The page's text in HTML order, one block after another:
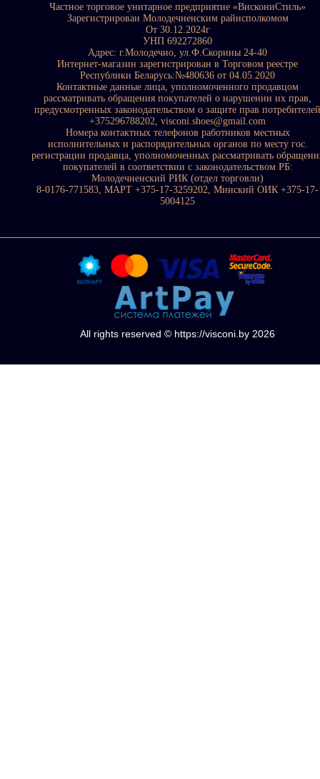
Частное торговое унитарное предприятие «ВискониСтиль»
Зарегистрирован Молодечненским райисполкомом
От 30.12.2024г
УНП 692272860
Адрес: г.Молодечно, ул.Ф.Скорины 24-40
Интернет-магазин зарегистрирован в Торговом реестре
Республики Беларусь:№480636 от 04.05.2020
Контактные данные лица, уполномоченного продавцом
рассматривать обращения покупателей о нарушении их прав,
предусмотренных законодательством о защите прав потребителей
+375296788202, visconi.shoes@gmail.com
Номера контактных телефонов работников местных
исполнительных и распорядительных органов по месту гос.
регистрации продавца, уполномоченных рассматривать
покупателей в соответствии с законодательством РБ:
Молодечненский РИК (отдел торговли)
8-0176-771583, МАРТ +375-17-3259202, Минский ОИК +375-17-
5004125
All rights reserved © https://visconi.by 2026